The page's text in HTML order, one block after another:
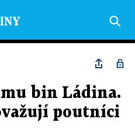
bin Ládina.
poutníci